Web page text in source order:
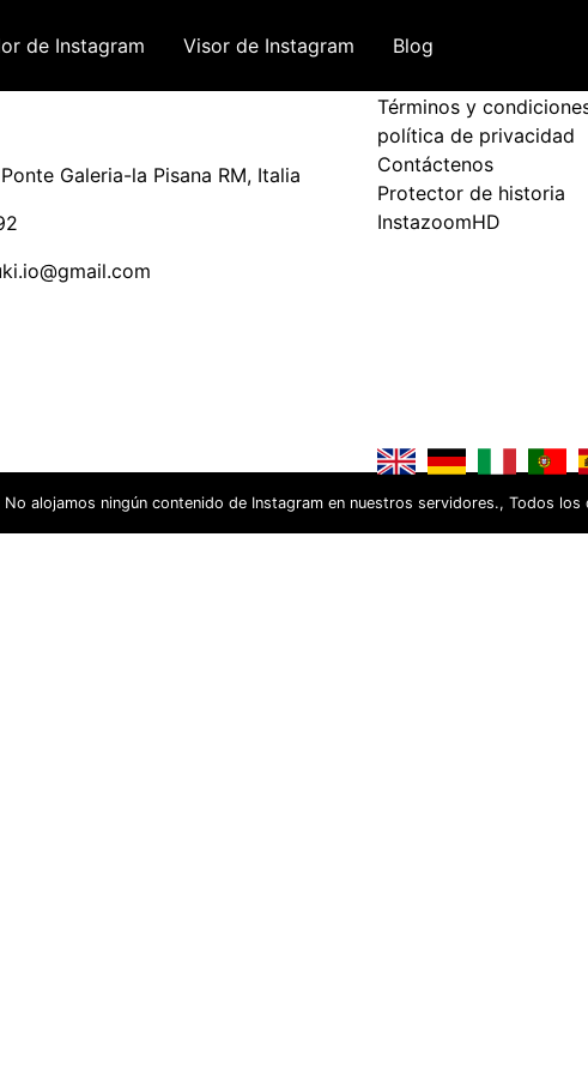
de Instagram Visor de Instagram Blog
Galeria-la Pisana RM, Italia
Términos y política
Términos y
política de privacidad
Contáctenos
Protector de historia
InstazoomHD
alojamos ningún contenido de Instagram en nuestros servidores., Todos